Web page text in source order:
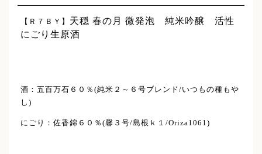
【Ｒ７ＢＹ】 天穏 春の月 微発泡 純米吟醸 活性
にごり生原酒
酒：五百万石６０％(純米２～６号ブレンド/いつもの種もや
し)
にごり：佐香錦６０％(馨３号/島根ｋ１/Oriza1061)